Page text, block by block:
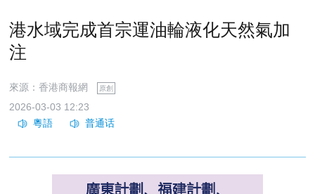
港水域完成首宗運油輪液化天然氣加
注
來源：香港商報網 原創
2026-03-03 12:23